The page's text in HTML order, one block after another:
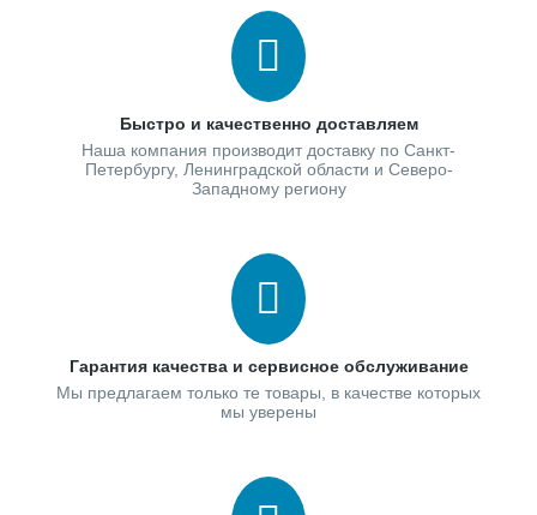
Быстро и качественно доставляем
Наша компания производит доставку по Санкт-
Петербургу, Ленинградской области и Северо-
Западному региону
Гарантия качества и сервисное обслуживание
Мы предлагаем только те товары, в качестве которых
мы уверены